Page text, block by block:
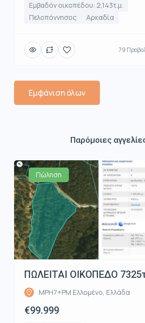
Εμβαδόν οικοπέδου: 2,143τ.μ.
Πελοπόννησος
Αρκαδία
79
Εμφάνιση όλων
Παρόμοιες
Πώληση
ΠΩΛΕΙΤΑΙ ΟΙΚΟΠΕΔΟ
MPH7+PM Ελλομένο, Ελλάδα
€99.999